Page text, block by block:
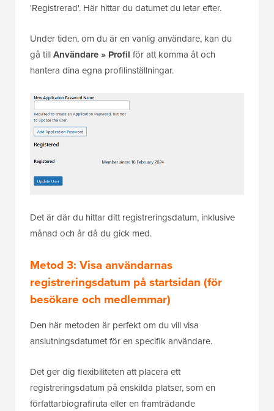
'Registrerad'. Här hittar du datumet du letar efter.
Under tiden, om du är en vanlig användare, kan du
gå tillAnvändare » Profil för att komma åt och
hantera dina egna profilinställningar.
Det är där du hittar ditt registreringsdatum, inklusive
månad och år då du gick med.
Metod 3: Visa användarnas
registreringsdatum på startsidan (för
besökare och medlemmar)
Den här metoden är perfekt om du vill visa
anslutningsdatumet för en specifik användare.
Det ger dig flexibiliteten att placera ett
registreringsdatum på enskilda platser, som en
författarbiografiruta eller en framträdande